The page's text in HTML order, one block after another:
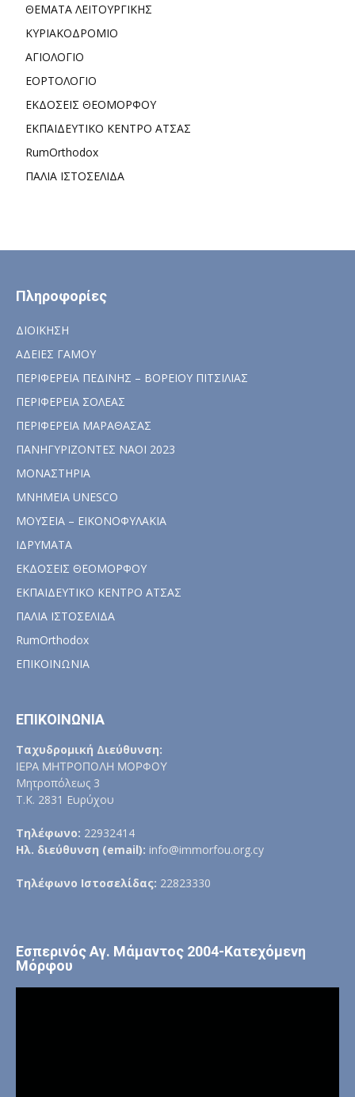
ΘΕΜΑΤΑ ΛΕΙΤΟΥΡΓΙΚΗΣ
ΚΥΡΙΑΚΟΔΡΟΜΙΟ
ΑΓΙΟΛΟΓΙΟ
ΕΟΡΤΟΛΟΓΙΟ
ΕΚΔΟΣΕΙΣ ΘΕΟΜΟΡΦΟΥ
ΕΚΠΑΙΔΕΥΤΙΚΟ ΚΕΝΤΡΟ ΑΤΣΑΣ
RumOrthodox
ΠΑΛΙΑ ΙΣΤΟΣΕΛΙΔΑ
Πληροφορίες
ΔΙΟΙΚΗΣΗ
ΑΔΕΙΕΣ ΓΑΜΟΥ
ΠΕΡΙΦΕΡΕΙΑ ΠΕΔΙΝΗΣ – ΒΟΡΕΙΟΥ ΠΙΤΣΙΛΙΑΣ
ΠΕΡΙΦΕΡΕΙΑ ΣΟΛΕΑΣ
ΠΕΡΙΦΕΡΕΙΑ ΜΑΡΑΘΑΣΑΣ
ΠΑΝΗΓΥΡΙΖΟΝΤΕΣ ΝΑΟΙ 2023
ΜΟΝΑΣΤΗΡΙΑ
ΜΝΗΜΕΙΑ UNESCO
ΜΟΥΣΕΙΑ – ΕΙΚΟΝΟΦΥΛΑΚΙΑ
ΙΔΡΥΜΑΤΑ
ΕΚΔΟΣΕΙΣ ΘΕΟΜΟΡΦΟΥ
ΕΚΠΑΙΔΕΥΤΙΚΟ ΚΕΝΤΡΟ ΑΤΣΑΣ
ΠΑΛΙΑ ΙΣΤΟΣΕΛΙΔΑ
RumOrthodox
ΕΠΙΚΟΙΝΩΝΙΑ
ΕΠΙΚΟΙΝΩΝΙΑ
Ταχυδρομική Διεύθυνση:
ΙΕΡΑ ΜΗΤΡΟΠΟΛΗ ΜΟΡΦΟΥ
Μητροπόλεως 3
Τ.Κ. 2831 Ευρύχου
Τηλέφωνο: 22932414
Ηλ. διεύθυνση (email): info@immorfou.org.cy
Τηλέφωνο Ιστοσελίδας: 22823330
Εσπερινός Αγ. Μάμαντος 2004-Κατεχόμενη
Μόρφου